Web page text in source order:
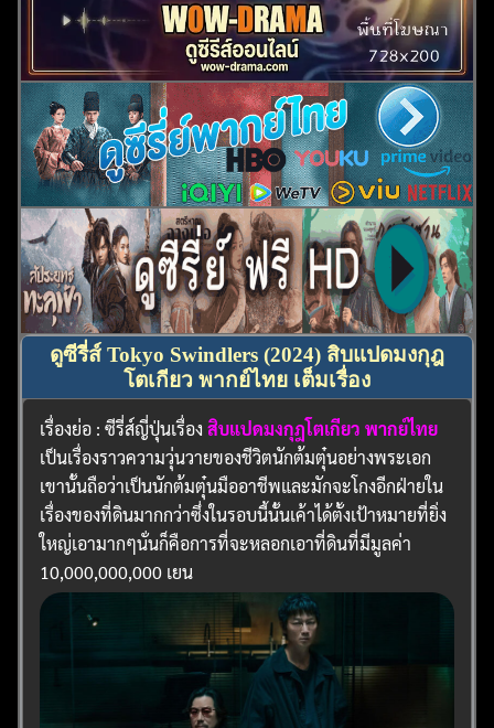
ดูซีรี่ส์ Tokyo Swindlers (2024) สิบแปดมงกุฎ
โตเกียว พากย์ไทย เต็มเรื่อง
เรื่องย่อ : ซีรี่ส์ญี่ปุ่นเรื่อง สิบแปดมงกุฎโตเกียว พากย์ไทย
เป็นเรื่องราวความวุ่นวายของชีวิตนักต้มตุ๋นอย่างพระเอก
เขานั้นถือว่าเป็นนักต้มตุ๋นมืออาชีพและมักจะโกงอีกฝ่ายใน
เรื่องของที่ดินมากกว่าซึ่งในรอบนี้นั้นเค้าได้ตั้งเป้าหมายที่ยิ่ง
ใหญ่เอามากๆนั่นก็คือการที่จะหลอกเอาที่ดินที่มีมูลค่า
10,000,000,000 เยน